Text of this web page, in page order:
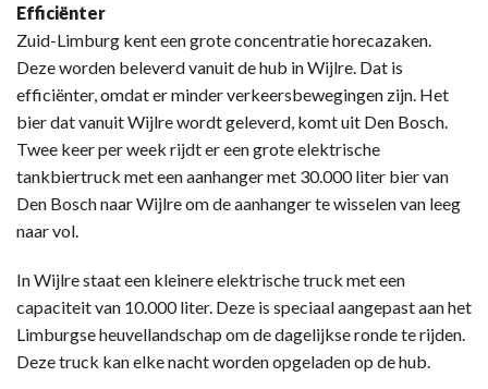
Efficiënter
Zuid-Limburg kent een grote concentratie horecazaken.
Deze worden beleverd vanuit de hub in Wijlre. Dat is
efficiënter, omdat er minder verkeersbewegingen zijn. Het
bier dat vanuit Wijlre wordt geleverd, komt uit Den Bosch.
Twee keer per week rijdt er een grote elektrische
tankbiertruck met een aanhanger met 30.000 liter bier van
Den Bosch naar Wijlre om de aanhanger te wisselen van leeg
naar vol.
In Wijlre staat een kleinere elektrische truck met een
capaciteit van 10.000 liter. Deze is speciaal aangepast aan het
Limburgse heuvellandschap om de dagelijkse ronde te rijden.
Deze truck kan elke nacht worden opgeladen op de hub.